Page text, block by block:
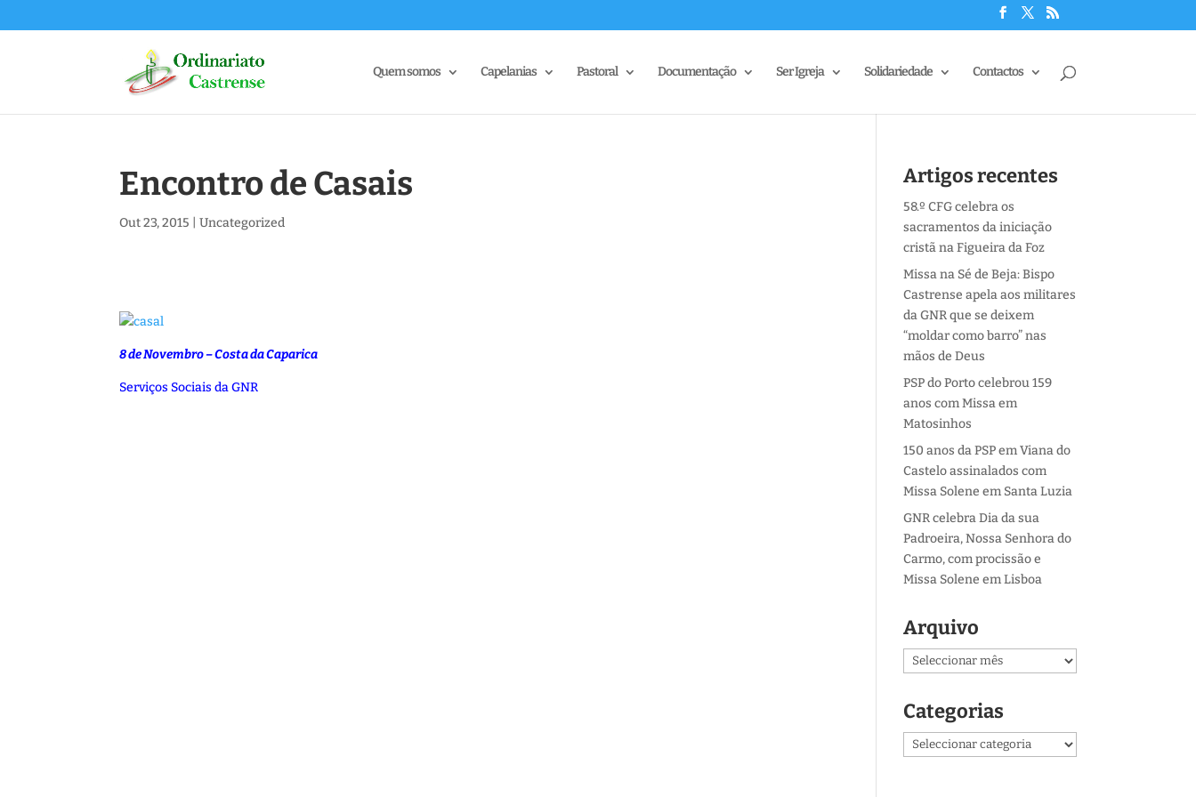
Quem somos Capelanias Pastoral Documentação Ser Igreja Solidariedade Contactos
Encontro de Casais
Out 23, 2015 |Uncategorized
8 de Novembro – Costa da Caparica
Serviços Sociais da GNR
Artigos recentes
58.º CFG celebra os
sacramentos da iniciação
cristã na Figueira da Foz
Missa na Sé de Beja: Bispo
Castrense apela aos militares
da GNR que se deixem
“moldar como barro” nas
mãos de Deus
PSP do Porto celebrou 159
anos com Missa em
Matosinhos
150 anos da PSP em Viana do
Castelo assinalados com
Missa Solene em Santa Luzia
GNR celebra Dia da sua
Padroeira, Nossa Senhora do
Carmo, com procissão e
Missa Solene em Lisboa
Arquivo
Arquivo
Categorias
Categorias